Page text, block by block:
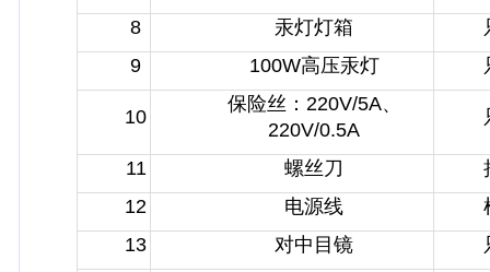
8 汞灯灯箱
9
100W高压汞灯
10
保险丝：220V/5A、
220V/0.5A
11 螺丝刀
12
电源线
13
对中目镜